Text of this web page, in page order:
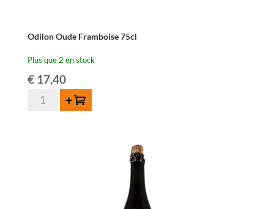
Odilon Oude Framboise 75cl
Plus que 2 en stock
€17,40
quantité
Ajouter au panier